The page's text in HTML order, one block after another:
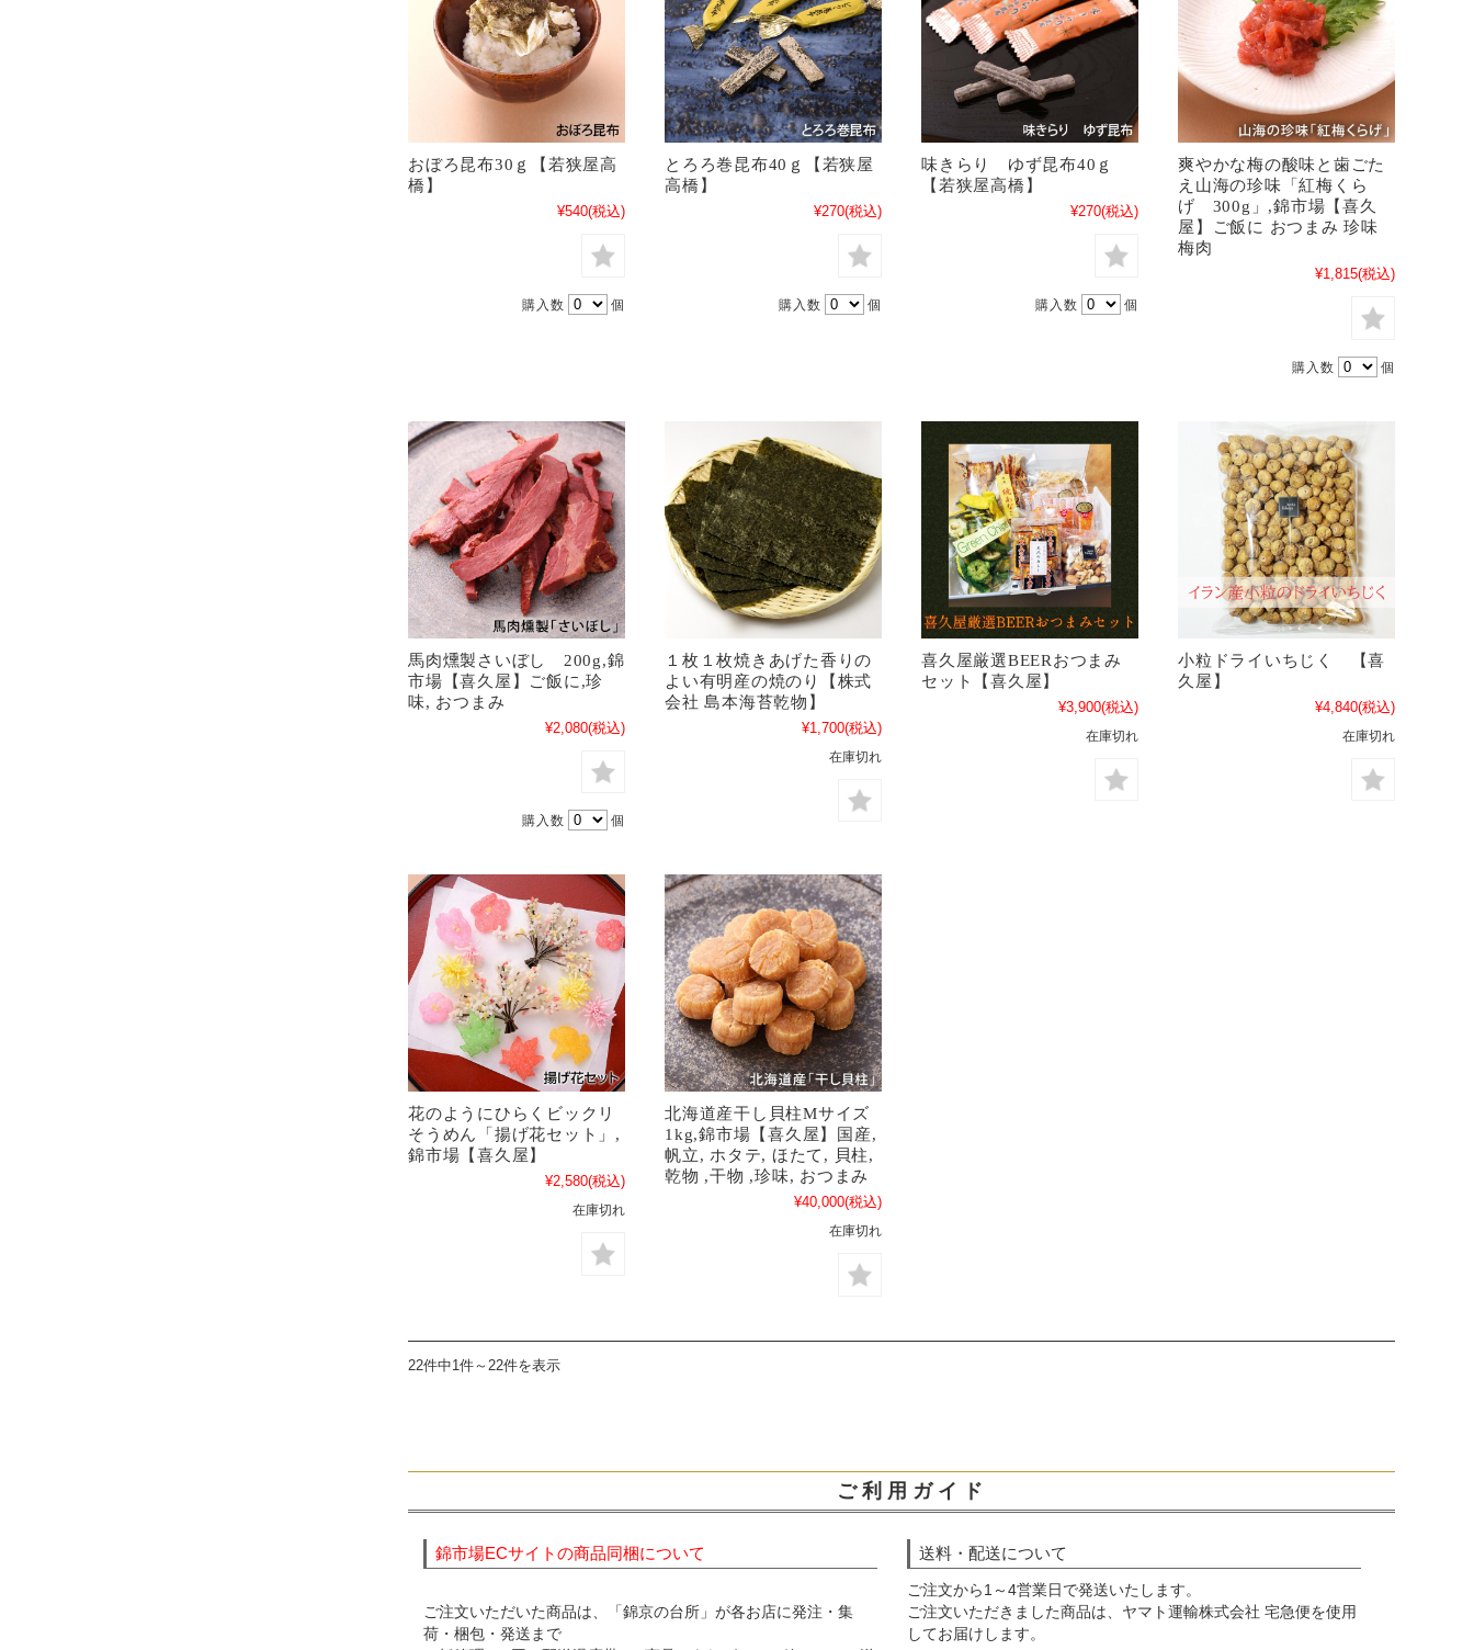
おぼろ昆布30ｇ【若狭屋高
橋】
¥540(税込)
購入数 個
とろろ巻昆布40ｇ【若狭屋
高橋】
¥270(税込)
購入数 個
味きらり ゆず昆布40ｇ
【若狭屋高橋】
¥270(税込)
購入数 個
爽やかな梅の酸味と歯ごた
え山海の珍味「紅梅くら
げ 300g」,錦市場【喜久
屋】ご飯に おつまみ 珍味
梅肉
¥1,815(税込)
購入数 個
馬肉燻製さいぼし 200g,錦
市場【喜久屋】ご飯に,珍
味, おつまみ
¥2,080(税込)
購入数 個
１枚１枚焼きあげた香りの
よい有明産の焼のり【株式
会社 島本海苔乾物】
¥1,700(税込)
在庫切れ
喜久屋厳選BEERおつまみ
セット【喜久屋】
¥3,900(税込)
在庫切れ
小粒ドライいちじく 【喜
久屋】
¥4,840(税込)
在庫切れ
花のようにひらくビックリ
そうめん「揚げ花セット」,
錦市場【喜久屋】
¥2,580(税込)
在庫切れ
北海道産干し貝柱Mサイズ
1kg,錦市場【喜久屋】国産,
帆立, ホタテ, ほたて, 貝柱,
乾物 ,干物 ,珍味, おつまみ
¥40,000(税込)
在庫切れ
22件中1件～22件を表示
ご 利 用 ガ イ ド
錦市場ECサイトの商品同梱について
ご注文いただいた商品は、「錦京の台所」が各お店に発注・集
荷・梱包・発送まで
送料・配送について
ご注文から1～4営業日で発送いたします。
ご注文いただきました商品は、ヤマト運輸株式会社 宅急便を使用
してお届けします。